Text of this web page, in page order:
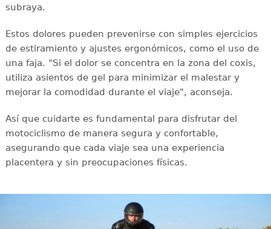
subraya.
Estos dolores pueden prevenirse con simples ejercicios
de estiramiento y ajustes ergonómicos, como el uso de
una faja. "Si el dolor se concentra en la zona del coxis,
utiliza asientos de gel para minimizar el malestar y
mejorar la comodidad durante el viaje", aconseja.
Así que cuidarte es fundamental para disfrutar del
motociclismo de manera segura y confortable,
asegurando que cada viaje sea una experiencia
placentera y sin preocupaciones físicas.